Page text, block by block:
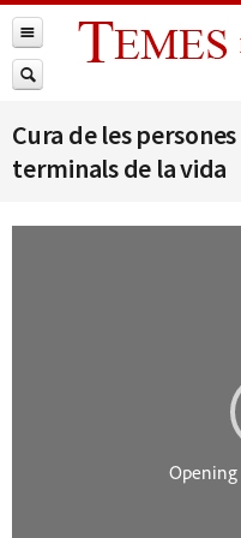
Cura de les
terminals de la vida